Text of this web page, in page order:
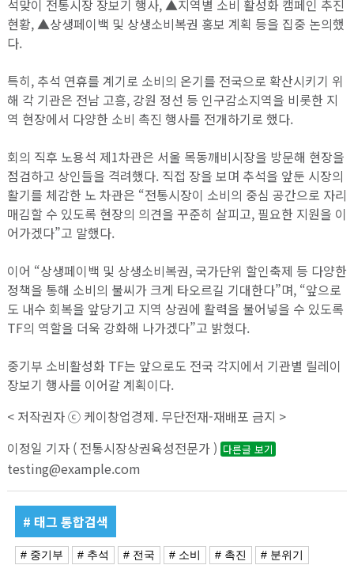
석맞이 전통시장 장보기 행사, ▲지역별 소비 활성화 캠페인 추진
현황, ▲상생페이백 및 상생소비복권 홍보 계획 등을 집중 논의했
다.
특히, 추석 연휴를 계기로 소비의 온기를 전국으로 확산시키기 위
해 각 기관은 전남 고흥, 강원 정선 등 인구감소지역을 비롯한 지
역 현장에서 다양한 소비 촉진 행사를 전개하기로 했다.
회의 직후 노용석 제1차관은 서울 목동깨비시장을 방문해 현장을
점검하고 상인들을 격려했다. 직접 장을 보며 추석을 앞둔 시장의
활기를 체감한 노 차관은 “전통시장이 소비의 중심 공간으로 자리
매김할 수 있도록 현장의 의견을 꾸준히 살피고, 필요한 지원을 이
어가겠다”고 말했다.
이어 “상생페이백 및 상생소비복권, 국가단위 할인축제 등 다양한
정책을 통해 소비의 불씨가 크게 타오르길 기대한다”며, “앞으로
도 내수 회복을 앞당기고 지역 상권에 활력을 불어넣을 수 있도록
TF의 역할을 더욱 강화해 나가겠다”고 밝혔다.
중기부 소비활성화 TF는 앞으로도 전국 각지에서 기관별 릴레이
장보기 행사를 이어갈 계획이다.
< 저작권자 ⓒ 케이창업경제. 무단전재-재배포 금지 >
이정일 기자 ( 전통시장상권육성전문가 ) 다른글 보기
testing@example.com
# 태그 통합검색
# 중기부 # 추석 # 전국 # 소비 # 촉진 # 분위기